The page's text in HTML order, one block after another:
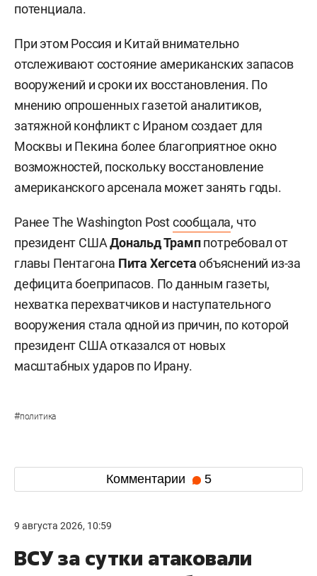
потенциала.
При этом Россия и Китай внимательно
отслеживают состояние американских запасов
вооружений и сроки их восстановления. По
мнению опрошенных газетой аналитиков,
затяжной конфликт с Ираном создает для
Москвы и Пекина более благоприятное окно
возможностей, поскольку восстановление
американского арсенала может занять годы.
Ранее The Washington Postсообщала, что
президент СШАДональд Трамппотребовал от
главы Пентагона Пита Хегсетаобъяснений из-за
дефицита боеприпасов. По данным газеты,
нехватка перехватчиков и наступательного
вооружения стала одной из причин, по которой
президент США отказался от новых
масштабных ударов по Ирану.
#политика
Комментарии 5
9 августа 2026, 10:59
ВСУ за сутки атаковали